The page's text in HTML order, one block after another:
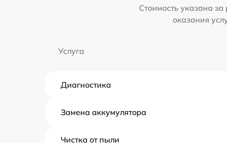
Стоимость указана
оказания
Услуга
Диагностика
Замена аккумулятора
Чистка от пыли